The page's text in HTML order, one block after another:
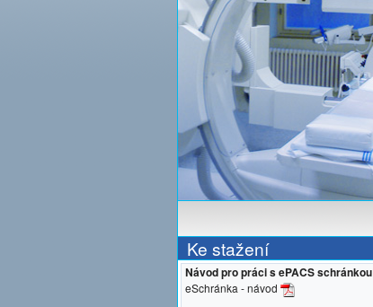
Ke stažení
Návod pro práci s ePACS schránkou
eSchránka - návod